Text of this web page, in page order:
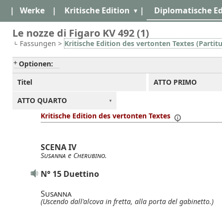
| Werke | Kritische Edition | Diplomatische
Le nozze di Figaro KV 492 (1)
Fassungen > Kritische Edition des vertonten Textes
Optionen:
Titel
ATTO PRIMO
ATTO QUARTO
Kritische Edition des vertonten Textes
SCENA IV
Susanna e Cherubino.
N° 15 Duettino
Susanna
(Uscendo dall'alcova in fretta, alla porta del gabinetto.)